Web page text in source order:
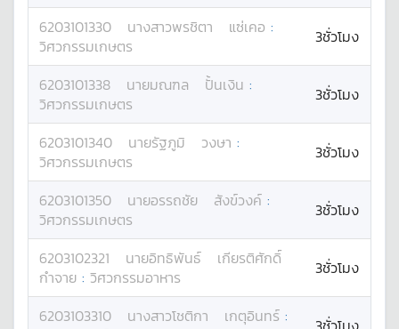
6203101330 นางสาวพรชิตา แซ่เคอ :
วิศวกรรมเกษตร
3ชั่วโมง
6203101338 นายมณฑล ปั้นเงิน :
วิศวกรรมเกษตร
3ชั่วโมง
6203101340 นายรัฐภูมิ วงษา :
วิศวกรรมเกษตร
3ชั่วโมง
6203101350 นายอรรถชัย สังข์วงค์ :
วิศวกรรมเกษตร
3ชั่วโมง
6203102321 นายอิทธิพันธ์
เกียรติศักดิ์
กำจาย : วิศวกรรมอาหาร 3ชั่วโมง
6203103310 นางสาวโชติกา เกตุอินทร์ :